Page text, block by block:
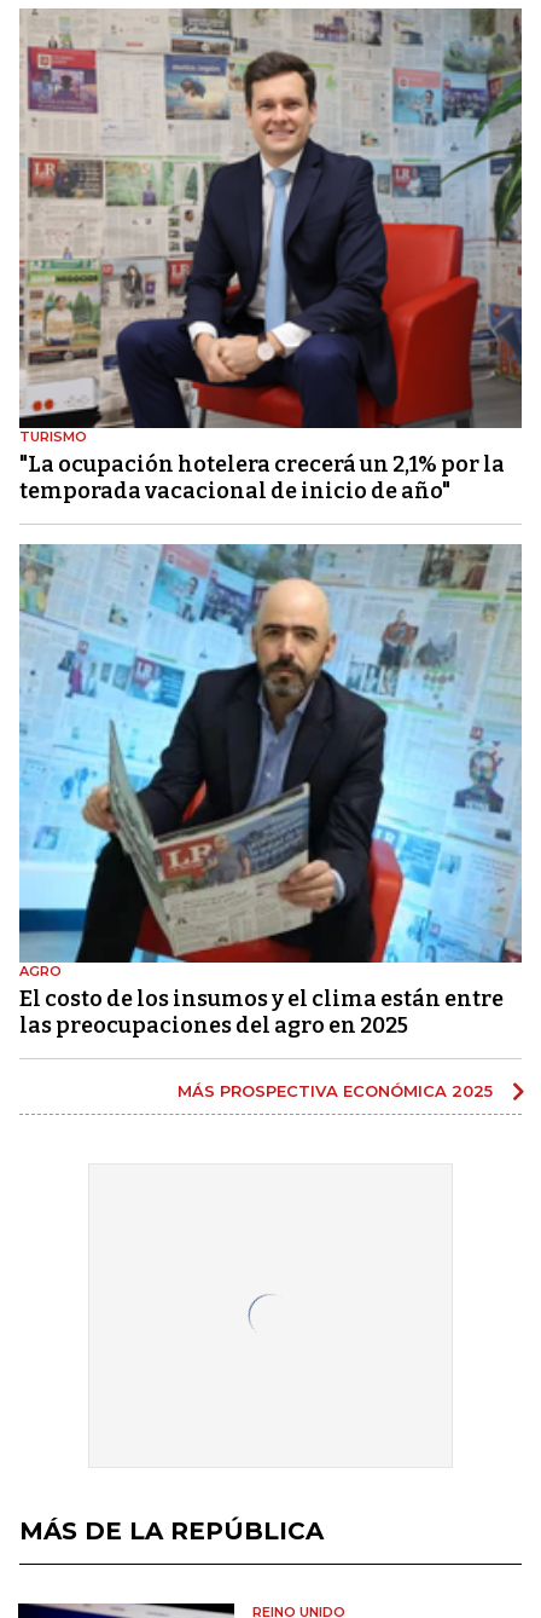
TURISMO
"La ocupación hotelera crecerá un 2,1% por la
temporada vacacional de inicio de año"
AGRO
El costo de los insumos y el clima están entre
las preocupaciones del agro en 2025
MÁS PROSPECTIVA ECONÓMICA 2025
MÁS DE LA REPÚBLICA
REINO UNIDO